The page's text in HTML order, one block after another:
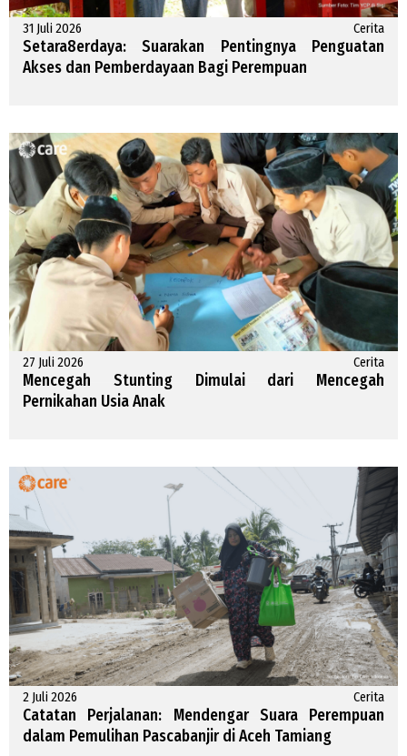
31 Juli 2026 Cerita
Setara8erdaya: Suarakan Pentingnya Penguatan
Akses dan Pemberdayaan Bagi Perempuan
27 Juli 2026 Cerita
Mencegah Stunting Dimulai dari Mencegah
Pernikahan Usia Anak
2 Juli 2026 Cerita
Catatan Perjalanan: Mendengar Suara Perempuan
dalam Pemulihan Pascabanjir di Aceh Tamiang